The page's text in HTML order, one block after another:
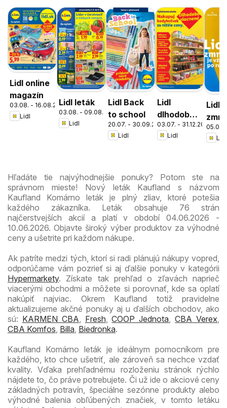
Lidl online
magazín
03.08. - 16.08.2026
Lidl
Lidl leták
03.08. - 09.08.2026
Lidl
Lidl Back
to school
20.07. - 30.09.2026
Lidl
Lidl
dlhodobo
zlacnené
03.07. - 31.12.2026
Lidl
Lidl
05.05.
Lidl
Hľadáte tie najvýhodnejšie ponuky? Potom ste na
správnom mieste! Nový leták Kaufland s názvom
Kaufland Komárno leták je plný zliav, ktoré potešia
každého zákazníka. Leták obsahuje 76 strán
najčerstvejších akcií a platí v období 04.06.2026 -
10.06.2026. Objavte široký výber produktov za výhodné
ceny a ušetrite pri každom nákupe.
Ak patríte medzi tých, ktorí si radi plánujú nákupy vopred,
odporúčame vám pozrieť si aj ďalšie ponuky v kategórii
Hypermarkety. Získate tak prehľad o zľavách naprieč
viacerými obchodmi a môžete si porovnať, kde sa oplatí
nakúpiť najviac. Okrem Kaufland totiž pravidelne
aktualizujeme akčné ponuky aj u ďalších obchodov, ako
sú: KARMEN CBA, Fresh,COOP Jednota,CBA Verex,
CBA Komfos, Billa, Biedronka.
Kaufland Komárno leták je ideálnym pomocníkom pre
každého, kto chce ušetriť, ale zároveň sa nechce vzdať
kvality. Vďaka prehľadnému rozloženiu stránok rýchlo
nájdete to, čo práve potrebujete. Či už ide o akciové ceny
základných potravín, špeciálne sezónne produkty alebo
výhodné balenia obľúbených značiek, v tomto letáku